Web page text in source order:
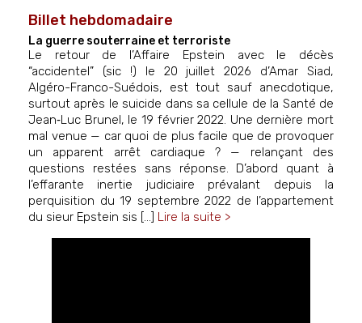
Billet hebdomadaire
La guerre souterraine et terroriste
Le retour de l’Affaire Epstein avec le décès
“accidentel” (sic !) le 20 juillet 2026 d’Amar Siad,
Algéro-Franco-Suédois, est tout sauf anecdotique,
surtout après le suicide dans sa cellule de la Santé de
Jean‑Luc Brunel, le 19 février 2022. Une dernière mort
mal venue — car quoi de plus facile que de provoquer
un apparent arrêt cardiaque ? — relançant des
questions restées sans réponse. D’abord quant à
l’effarante inertie judiciaire prévalant depuis la
perquisition du 19 septembre 2022 de l’appartement
du sieur Epstein sis [...] Lire la suite >